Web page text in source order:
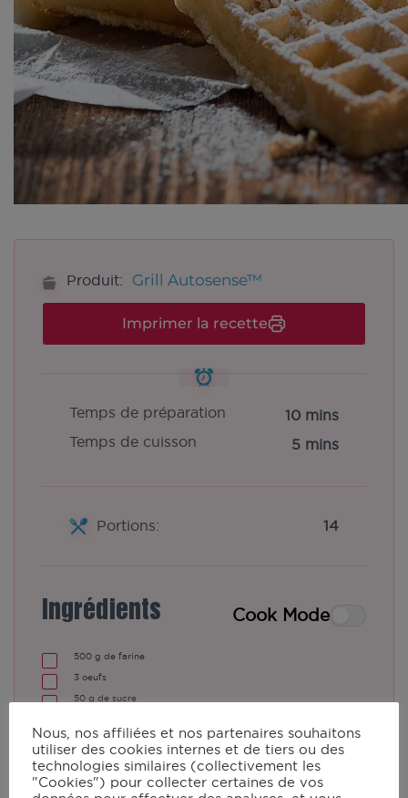
Produit: Grill Autosense™
Imprimer la recette
Temps de préparation
10 mins
Temps de cuisson
5 mins
Portions: 14
Ingrédients Cook Mode
500 g de farine
3 oeufs
50 g de sucre
1⁄ ld'eau
⁄ l de lait
1 pinch de sel
Nous, nos affiliées et nos partenaires souhaitons
utiliser des cookies internes et de tiers ou des
technologies similaires (collectivement les
"Cookies") pour collecter certaines de vos